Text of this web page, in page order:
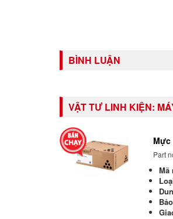
BÌNH LUẬN
VẬT TƯ LINH KIỆN:
Mực
Part
Mã